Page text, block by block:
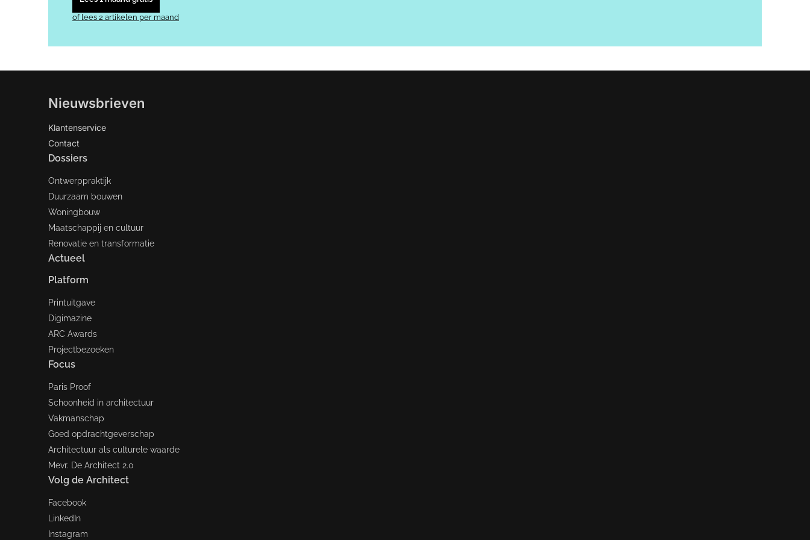
of lees 2 artikelen per maand
Nieuwsbrieven
Klantenservice
Contact
Dossiers
Ontwerppraktijk
Duurzaam bouwen
Woningbouw
Maatschappij en cultuur
Renovatie en transformatie
Actueel
Platform
Printuitgave
Digimazine
ARC Awards
Projectbezoeken
Focus
Paris Proof
Schoonheid in architectuur
Vakmanschap
Goed opdrachtgeverschap
Architectuur als culturele waarde
Mevr. De Architect 2.0
Volg de Architect
Facebook
LinkedIn
Instagram